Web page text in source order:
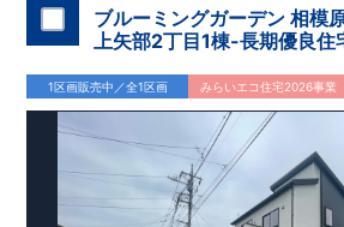
などの、あったらうれしい収納完備☆
[2], 対面キッチンには、食洗器搭載★
配膳・後片付け が便利な 対面キッチンに
生活感を感じさせないビルトイン食洗器
[4],上部吹抜け
明るく開放的な空間を演出
暮らしに寄り添う住環境
～徒歩圏内～
／コンビニ/ドラッグストア／ 公
ブルーミングガーデン 相模
上矢部2丁目1棟-長期優良住
1区画販売中／全1区画 みらいエコ住宅2026事業